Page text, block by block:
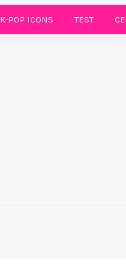
K-POP ICONS TEST